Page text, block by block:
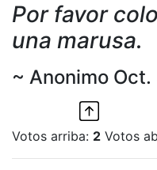
Por favor
una marusa.
~ Anonimo
Votos arriba: 2 Votos